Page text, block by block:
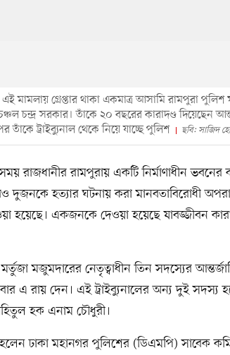
মামলায় গ্রেপ্তার থাকা একমাত্র আসামি রামপুরা
চন্দ্র সরকার। তাঁকে ২০ বছরের কারাদণ্ড দিয়েছেন
তাঁকে ট্রাইব্যুনাল থেকে নিয়ে যাচ্ছে পুলিশ
ছবি: সাজিদ
রাজধানীর রামপুরায় একটি নির্মাণাধীন ভবনের
হত্যার ঘটনায় করা মানবতাবিরোধী
হয়েছে। একজনকে দেওয়া হয়েছে যাবজ্জীবন
মজুমদারের নেতৃত্বাধীন তিন সদস্যের
এ রায় দেন। এই ট্রাইব্যুনালের অন্য দুই সদস্য
হক এনাম চৌধুরী।
হলেন ঢাকা মহানগর পুলিশের (ডিএমপি) সাবেক